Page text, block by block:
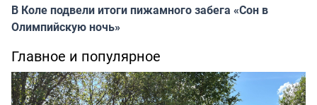
В Коле подвели итоги пижамного забега «Сон в
Олимпийскую ночь»
Главное и популярное